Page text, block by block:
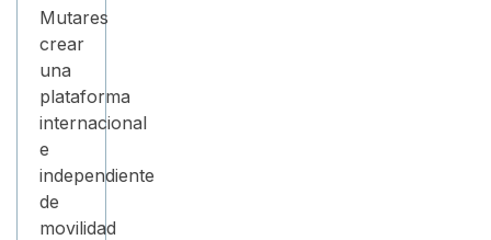
Mutares
crear
una
plataforma
internacional
e
independiente
de
movilidad